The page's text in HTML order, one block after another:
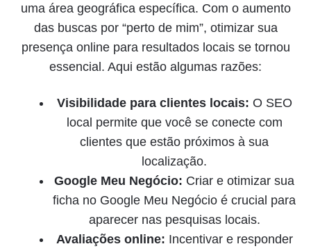
uma área geográfica específica. Com o aumento
das buscas por “perto de mim”, otimizar sua
presença online para resultados locais se tornou
essencial. Aqui estão algumas razões:
Visibilidade para clientes locais: O SEO
local permite que você se conecte com
clientes que estão próximos à sua
localização.
Google Meu Negócio: Criar e otimizar sua
ficha no Google Meu Negócio é crucial para
aparecer nas pesquisas locais.
Avaliações online: Incentivar e responder